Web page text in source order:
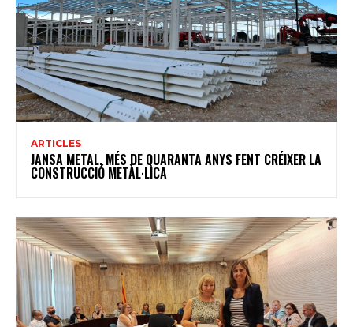
ARTICLES
JANSA METAL, MÉS DE QUARANTA ANYS FENT CRÉIXER LA
CONSTRUCCIÓ METÀL·LICA